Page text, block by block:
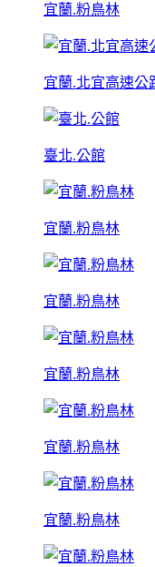
宜蘭.粉鳥林
宜蘭.北宜高速公
臺北.公館
宜蘭.粉鳥林
宜蘭.粉鳥林
宜蘭.粉鳥林
宜蘭.粉鳥林
宜蘭.粉鳥林